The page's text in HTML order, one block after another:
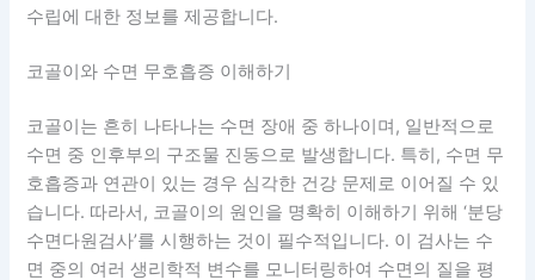
수립에 대한 정보를 제공합니다.
코골이와 수면 무호흡증 이해하기
코골이는 흔히 나타나는 수면 장애 중 하나이며, 일반적으로
수면 중 인후부의 구조물 진동으로 발생합니다. 특히, 수면 무
호흡증과 연관이 있는 경우 심각한 건강 문제로 이어질 수 있
습니다. 따라서, 코골이의 원인을 명확히 이해하기 위해 ‘분당
수면다원검사’를 시행하는 것이 필수적입니다. 이 검사는 수
면 중의 여러 생리학적 변수를 모니터링하여 수면의 질을 평